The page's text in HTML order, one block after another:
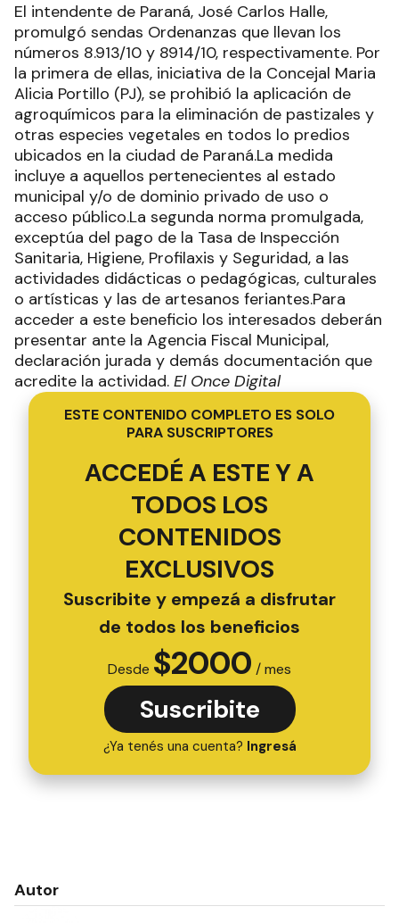
El intendente de Paraná, José Carlos Halle,
promulgó sendas Ordenanzas que llevan los
números 8.913/10 y 8914/10, respectivamente. Por
la primera de ellas, iniciativa de la Concejal Maria
Alicia Portillo (PJ), se prohibió la aplicación de
agroquímicos para la eliminación de pastizales y
otras especies vegetales en todos lo predios
ubicados en la ciudad de Paraná.La medida
incluye a aquellos pertenecientes al estado
municipal y/o de dominio privado de uso o
acceso público.La segunda norma promulgada,
exceptúa del pago de la Tasa de Inspección
Sanitaria, Higiene, Profilaxis y Seguridad, a las
actividades didácticas o pedagógicas, culturales
o artísticas y las de artesanos feriantes.Para
acceder a este beneficio los interesados deberán
presentar ante la Agencia Fiscal Municipal,
declaración jurada y demás documentación que
acredite la actividad. El Once Digital
ESTE CONTENIDO COMPLETO ES SOLO
PARA SUSCRIPTORES
ACCEDÉ A ESTE Y A
TODOS LOS
CONTENIDOS
EXCLUSIVOS
Suscribite y empezá a disfrutar
de todos los beneficios
Desde $2000 / mes
Suscribite
¿Ya tenés una cuenta? Ingresá
Autor